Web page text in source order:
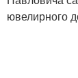
ювелирного